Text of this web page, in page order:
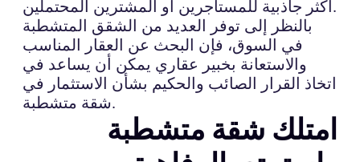
أكثر جاذبية للمستأجرين أو المشترين المحتملين.
بالنظر إلى توفر العديد من الشقق المتشطبة
في السوق، فإن البحث عن العقار المناسب
والاستعانة بخبير عقاري يمكن أن يساعد في
اتخاذ القرار الصائب والحكيم بشأن الاستثمار في
شقة متشطبة.
امتلك شقة متشطبة